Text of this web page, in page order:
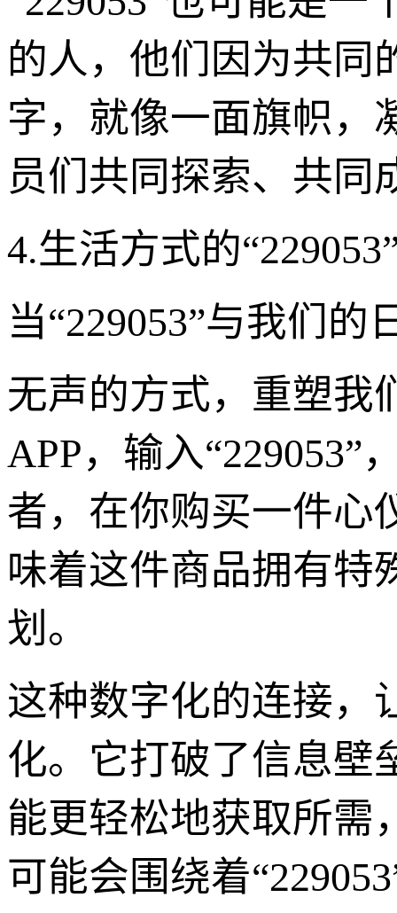
的人，他们因为共同
字，就像一面旗帜，
员们共同探索、共同
4.生活方式的
当“229053”与我们
无声的方式，重塑我
APP，输入
者，在你购买一件心
味着这件商品拥有特
划。
这种数字化的连接，
化。它打破了信息壁
能更轻松地获取所需
可能会围绕着